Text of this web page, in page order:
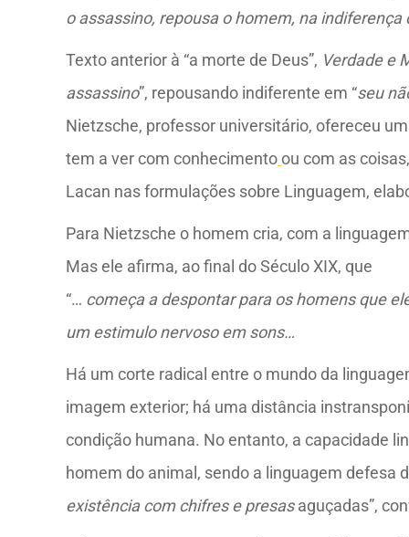
o assassino, repousa o homem, na
Texto anterior à “a morte de Deus”, Verdade e
assassino”, repousando indiferente em “seu
Nietzsche, professor universitário, ofereceu
tem a ver com conhecimentoou com as
Lacan nas formulações sobre Linguagem,
Para Nietzsche o homem cria, com a
Mas ele afirma, ao final do Século XIX, que
“… começa a despontar para os homens que
um estimulo nervoso em sons…
Há um corte radical entre o mundo da
imagem exterior; há uma distância
condição humana. No entanto, a capacidade
homem do animal, sendo a linguagem defesa
existência com chifres e presasaguçadas”,